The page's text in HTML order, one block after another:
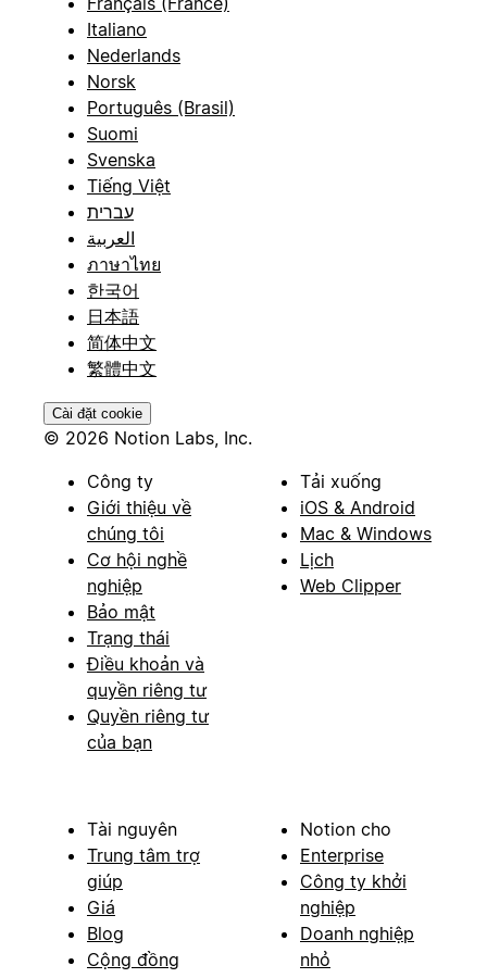
Italiano
Nederlands
Norsk
Português (Brasil)
Suomi
Svenska
Tiếng Việt
עברית
العربية
ภาษาไทย
한국어
日本語
简体中文
繁體中文
Cài đặt cookie
© 2026 Notion Labs, Inc.
Công ty
Giới thiệu về
chúng tôi
Cơ hội nghề
nghiệp
Bảo mật
Trạng thái
Điều khoản và
quyền riêng tư
Quyền riêng tư
của bạn
Tải xuống
iOS & Android
Mac & Windows
Lịch
Web Clipper
Tài nguyên
Trung tâm trợ
giúp
Giá
Blog
Cộng đồng
Notion cho
Enterprise
Công ty khởi
nghiệp
Doanh nghiệp
nhỏ